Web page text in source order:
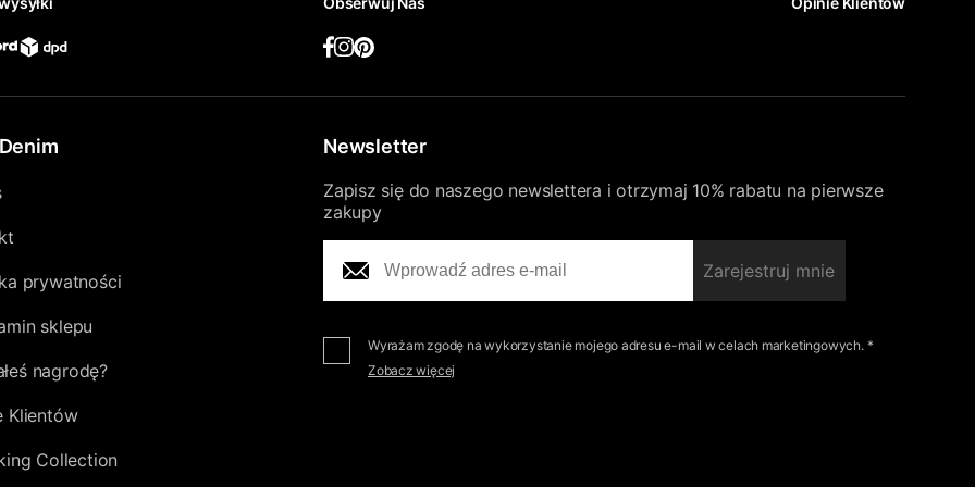
prywatności
sklepu
nagrodę?
Klientów
Collection
Newsletter
Zapisz się do naszego newslettera i otrzymaj 10% rabatu na pierwsze
zakupy
Zarejestruj mnie
Wyrażam zgodę na wykorzystanie mojego adresu e-mail w celach marketingowych. *
Zobacz więcej